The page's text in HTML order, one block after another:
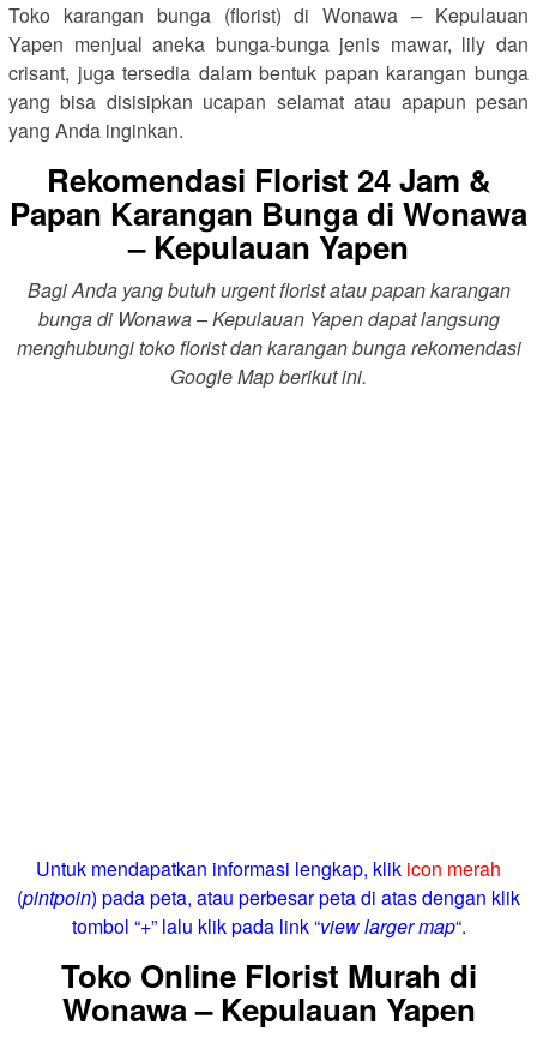
Toko karangan bunga (florist) di Wonawa – Kepulauan
Yapen menjual aneka bunga-bunga jenis mawar, lily dan
crisant, juga tersedia dalam bentuk papan karangan bunga
yang bisa disisipkan ucapan selamat atau apapun pesan
yang Anda inginkan.
Rekomendasi Florist 24 Jam &
Papan Karangan Bunga di Wonawa
– Kepulauan Yapen
Bagi Anda yang butuh urgent florist atau papan karangan
bunga di Wonawa – Kepulauan Yapen dapat langsung
menghubungi toko florist dan karangan bunga rekomendasi
Google Map berikut ini.
Untuk mendapatkan informasi lengkap, klik icon merah
(pintpoin) pada peta, atau perbesar peta di atas dengan klik
tombol “+” lalu klik pada link “view larger map“.
Toko Online Florist Murah di
Wonawa – Kepulauan Yapen